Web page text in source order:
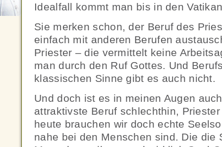
Idealfall kommt man bis in den
Sie merken schon, der Beruf des
einfach mit anderen Berufen
Priester – die vermittelt keine
man durch den Ruf Gottes. Und
klassischen Sinne gibt es auch nicht.
Und doch ist es in meinen Augen
attraktivste Beruf schlechthin,
heute brauchen wir doch echte
nahe bei den Menschen sind. Die die